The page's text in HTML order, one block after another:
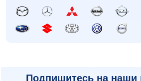
Подпишитесь на наши